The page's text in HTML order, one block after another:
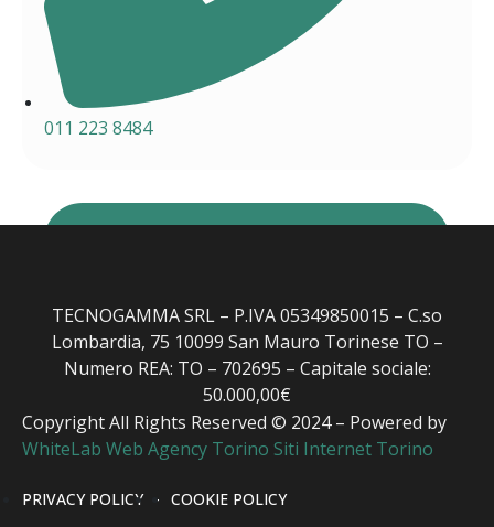
011 223 8484
TECNOGAMMA SRL – P.IVA 05349850015 – C.so
Lombardia, 75 10099 San Mauro Torinese TO –
Numero REA: TO – 702695 – Capitale sociale:
50.000,00€
Copyright All Rights Reserved © 2024 – Powered by
WhiteLab Web Agency Torino Siti Internet Torino
PRIVACY POLICY - COOKIE POLICY